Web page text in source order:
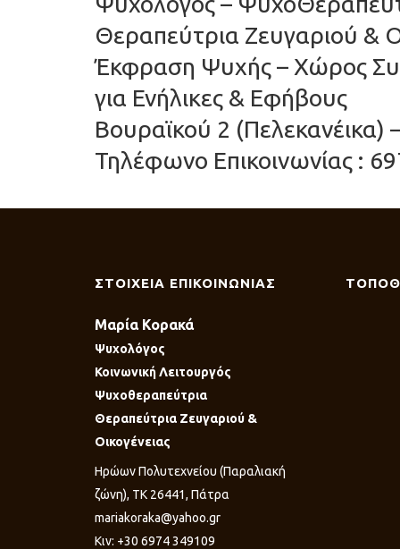
Θεραπεύτρια Ζευγαριού &
Έκφραση Ψυχής – Χώρος
για Ενήλικες & Εφήβους
Βουραϊκού 2 (Πελεκανέικα)
Τηλέφωνο Επικοινωνίας :
ΣΤΟΙΧΕΙΑ ΕΠΙΚΟΙΝΩΝΙΑΣ
Μαρία Κορακά
Ψυχολόγος
Κοινωνική Λειτουργός
Ψυχοθεραπεύτρια
Θεραπεύτρια Ζευγαριού &
Οικογένειας
Ηρώων Πολυτεχνείου (Παραλιακή
ζώνη), ΤΚ 26441, Πάτρα
mariakoraka@yahoo.gr
Κιν: +30 6974 349109